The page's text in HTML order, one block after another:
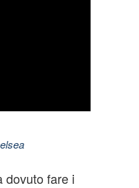
fare i